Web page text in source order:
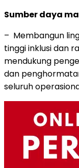
Sumber daya
– Membangun
tinggi inklusi dan
mendukung
dan
seluruh